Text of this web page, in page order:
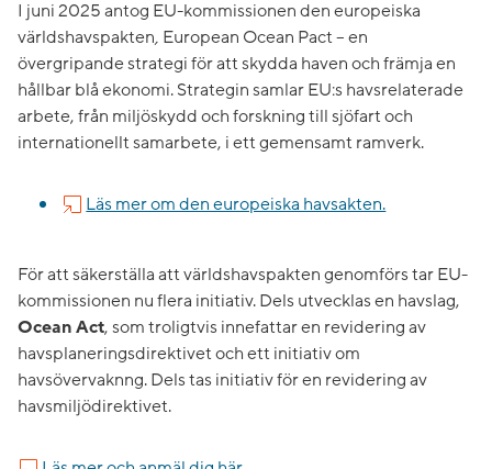
I juni 2025 antog EU-kommissionen den europeiska
världshavspakten, European Ocean Pact – en
övergripande strategi för att skydda haven och främja en
hållbar blå ekonomi. Strategin samlar EU:s havsrelaterade
arbete, från miljöskydd och forskning till sjöfart och
internationellt samarbete, i ett gemensamt ramverk.
Läs mer om den europeiska havsakten.
För att säkerställa att världshavspakten genomförs tar EU-
kommissionen nu flera initiativ. Dels utvecklas en havslag,
Ocean Act, som troligtvis innefattar en revidering av
havsplaneringsdirektivet och ett initiativ om
havsövervaknng. Dels tas initiativ för en revidering av
havsmiljödirektivet.